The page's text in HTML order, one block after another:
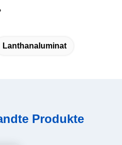
Lanthanaluminat
Produkte